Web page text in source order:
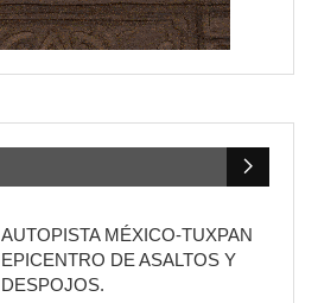
AUTOPISTA MÉXICO-TUXPAN
EPICENTRO DE ASALTOS Y
DESPOJOS.